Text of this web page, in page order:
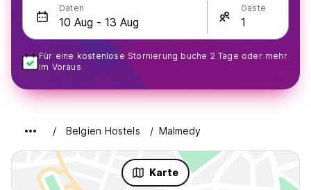
Daten Gäste
Für eine kostenlose Stornierung buche 2 Tage oder mehr
im Voraus
Belgien Hostels Malmedy
Karte